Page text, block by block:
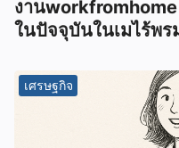
งาน
ในปัจจุบันในเมไร้พ
เศรษฐกิจ